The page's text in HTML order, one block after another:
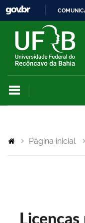
Página inicial